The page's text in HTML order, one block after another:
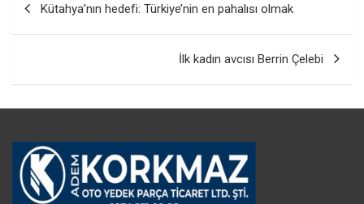
gezinmesi
Kütahya’nın hedefi: Türkiye’nin en pahalısı olmak
İlk kadın avcısı Berrin Çelebi